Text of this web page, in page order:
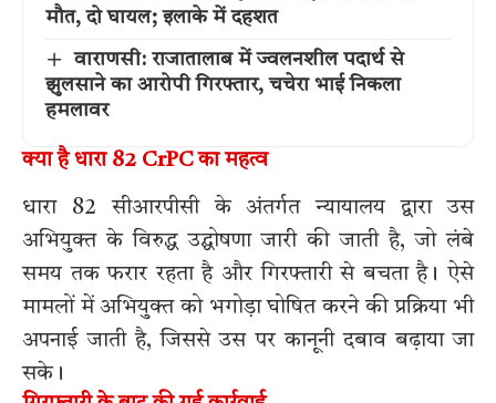
मौत, दो घायल; इलाके में दहशत
वाराणसी: राजातालाब में ज्वलनशील पदार्थ से
झुलसाने का आरोपी गिरफ्तार, चचेरा भाई निकला
हमलावर
क्या है धारा 82 CrPC का महत्व
धारा 82 सीआरपीसी के अंतर्गत न्यायालय द्वारा उस
अभियुक्त के विरुद्ध उद्घोषणा जारी की जाती है, जो लंबे
समय तक फरार रहता है और गिरफ्तारी से बचता है। ऐसे
मामलों में अभियुक्त को भगोड़ा घोषित करने की प्रक्रिया भी
अपनाई जाती है, जिससे उस पर कानूनी दबाव बढ़ाया जा
सके।